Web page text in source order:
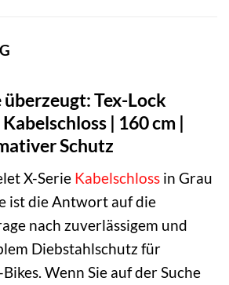
Tex-Lock
| 160 cm |
Schutz
X-Serie Kabelschloss in Grau
ist die Antwort auf die
nach zuverlässigem und
Diebstahlschutz für
Wenn Sie auf der Suche